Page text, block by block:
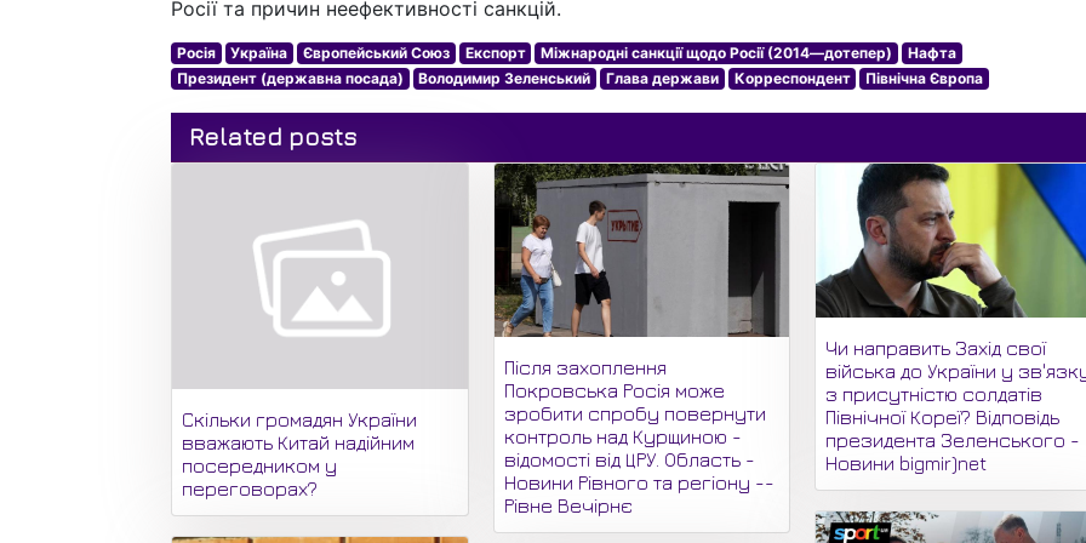
Росії та причин неефективності санкцій.
Росія Україна Європейський Союз Експорт Міжнародні санкції щодо Росії (2014—дотепер)
Нафта
Президент (державна посада)
Володимир Зеленський Глава держави Корреспондент Північна Європа
Related posts
Скільки громадян України
вважають Китай надійним
посередником у
переговорах?
Після захоплення
Покровська Росія може
зробити спробу повернути
контроль над Курщиною -
відомості від ЦРУ. Область -
Новини Рівного та регіону --
Рівне Вечірнє
Чи направить Захід свої
війська до України у
з присутністю солдатів
Північної Кореї? Відповідь
президента Зеленського -
Новини bigmir)net